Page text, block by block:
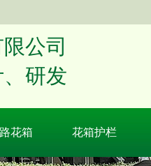
公司​​​​
研发
花箱 花箱护栏